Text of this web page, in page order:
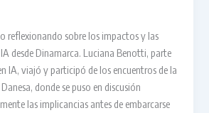
reflexionando sobre los impactos y las
desde Dinamarca. Luciana Benotti, parte
IA, viajó y participó de los encuentros de la
donde se puso en discusión
las implicancias antes de embarcarse